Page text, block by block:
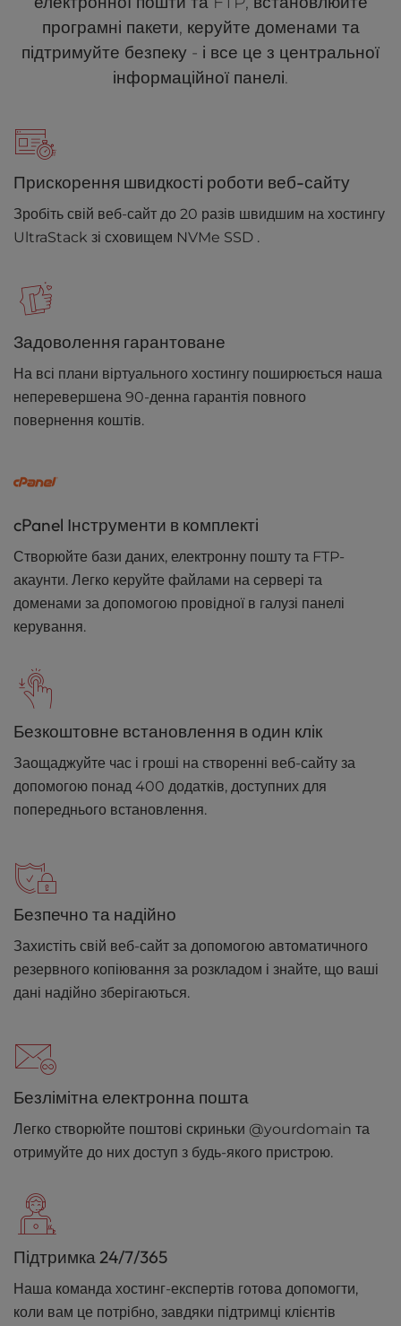
програмні пакети, керуйте доменами та
підтримуйте безпеку - і все це з центральної
інформаційної панелі.
Прискорення швидкості роботи веб-сайту
Зробіть свій веб-сайт до 20 разів швидшим на хостингу
UltraStack зі сховищем NVMe SSD .
Задоволення гарантоване
На всі плани віртуального хостингу поширюється наша
неперевершена 90-денна гарантія повного
повернення коштів.
cPanel Інструменти в комплекті
Створюйте бази даних, електронну пошту та FTP-
акаунти. Легко керуйте файлами на сервері та
доменами за допомогою провідної в галузі панелі
керування.
Безкоштовне встановлення в один клік
Заощаджуйте час і гроші на створенні веб-сайту за
допомогою понад 400 додатків, доступних для
попереднього встановлення.
Безпечно та надійно
Захистіть свій веб-сайт за допомогою автоматичного
резервного копіювання за розкладом і знайте, що ваші
дані надійно зберігаються.
Безлімітна електронна пошта
Легко створюйте поштові скриньки @yourdomain та
отримуйте до них доступ з будь-якого пристрою.
Підтримка 24/7/365
Наша команда хостинг-експертів готова допомогти,
коли вам це потрібно, завдяки підтримці клієнтів